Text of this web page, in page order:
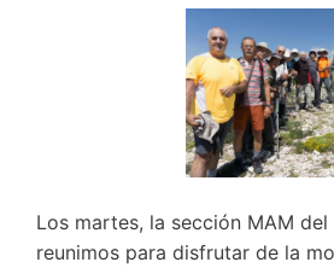
Los martes, la sección MAM del
reunimos para disfrutar de la